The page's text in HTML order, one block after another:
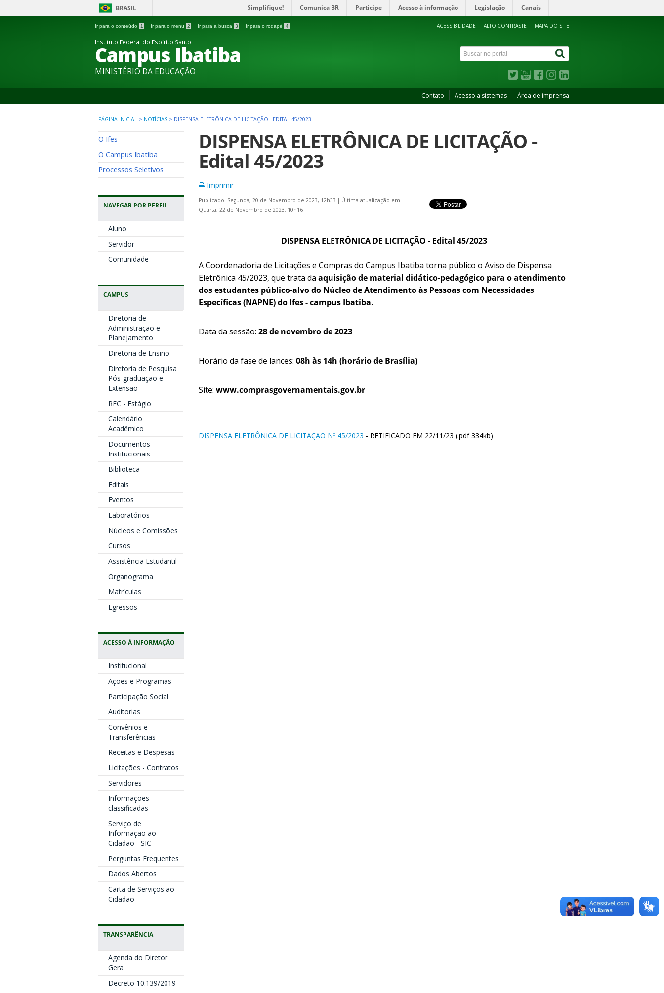
BRASIL Simplifique! Comunica BR Participe Acesso à informação Legislação Canais
Ir para o conteúdo 1 Ir para o menu 2 Ir para a busca 3 Ir para o rodapé 4 ACESSIBILIDADE ALTO CONTRASTE MAPA DO SITE
Instituto Federal do Espírito Santo
Campus Ibatiba
MINISTÉRIO DA EDUCAÇÃO
Contato Acesso a sistemas Área de imprensa
PÁGINA INICIAL > NOTÍCIAS > DISPENSA ELETRÔNICA DE LICITAÇÃO - EDITAL 45/2023
O Ifes
O Campus Ibatiba
Processos Seletivos
NAVEGAR POR PERFIL
Aluno
Servidor
Comunidade
CAMPUS
Diretoria de
Administração e
Planejamento
Diretoria de Ensino
Diretoria de Pesquisa
Pós-graduação e
Extensão
REC - Estágio
Calendário
Acadêmico
Documentos
Institucionais
Biblioteca
Editais
Eventos
Laboratórios
Núcleos e Comissões
Cursos
Assistência Estudantil
Organograma
Matrículas
Egressos
ACESSO À INFORMAÇÃO
Institucional
Ações e Programas
Participação Social
Auditorias
Convênios e
Transferências
Receitas e Despesas
Licitações - Contratos
Servidores
Informações
classificadas
Serviço de
Informação ao
Cidadão - SIC
Perguntas Frequentes
Dados Abertos
Carta de Serviços ao
Cidadão
TRANSPARÊNCIA
Agenda do Diretor
Geral
Decreto 10.139/2019
DISPENSA ELETRÔNICA DE LICITAÇÃO -
Edital 45/2023
Imprimir
Publicado: Segunda, 20 de Novembro de 2023, 12h33 | Última atualização em
Quarta, 22 de Novembro de 2023, 10h16
DISPENSA ELETRÔNICA DE LICITAÇÃO - Edital 45/2023
A Coordenadoria de Licitações e Compras do Campus Ibatiba torna público o Aviso de Dispensa
Eletrônica 45/2023, que trata da aquisição de material didático-pedagógico para o atendimento
dos estudantes público-alvo do Núcleo de Atendimento às Pessoas com Necessidades
Específicas (NAPNE) do Ifes - campus Ibatiba.
Data da sessão: 28 de novembro de 2023
Horário da fase de lances: 08h às 14h (horário de Brasília)
Site: www.comprasgovernamentais.gov.br
DISPENSA ELETRÔNICA DE LICITAÇÃO Nº 45/2023 - RETIFICADO EM 22/11/23 (.pdf 334kb)